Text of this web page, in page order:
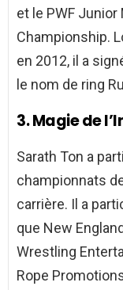
et le PWF
Championship.
en 2012, il a
le nom de ring
3. Magie de
Sarath Ton a
championnats
carrière. Il a
que New
Wrestling
Rope